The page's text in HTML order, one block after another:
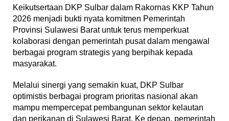
Keikutsertaan DKP Sulbar dalam Rakornas KKP Tahun
2026 menjadi bukti nyata komitmen Pemerintah
Provinsi Sulawesi Barat untuk terus memperkuat
kolaborasi dengan pemerintah pusat dalam mengawal
berbagai program strategis yang berpihak kepada
masyarakat.
Melalui sinergi yang semakin kuat, DKP Sulbar
optimistis berbagai program prioritas nasional akan
mampu mempercepat pembangunan sektor kelautan
dan perikanan di Sulawesi Barat. Ke depan, pemerintah